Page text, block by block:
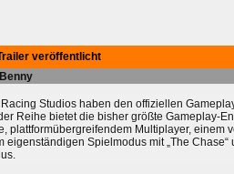
veröffentlicht
Studios haben den offiziellen
Reihe bietet die bisher größte Gameplay-
plattformübergreifendem Multiplayer, einem
eigenständigen Spielmodus mit „The